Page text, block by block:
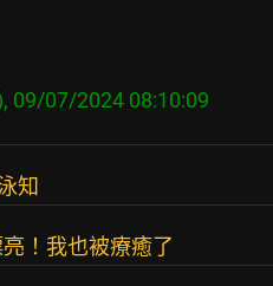
知
！我也被療癒了